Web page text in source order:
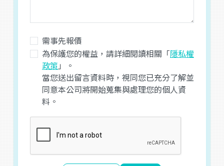
需事先報價
為保護您的權益，請詳細閱讀相關「隱私權
政策 」。
當您送出留言資料時，視同您已充分了解並
同意本公司將開始蒐集與處理您的個人資
料。